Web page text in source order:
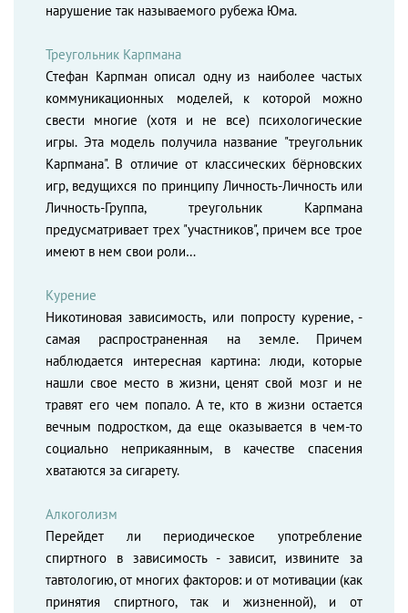
нарушение так называемого рубежа Юма.
Треугольник Карпмана
Стефан Карпман описал одну из наиболее частых
коммуникационных моделей, к которой можно
свести многие (хотя и не все) психологические
игры. Эта модель получила название "треугольник
Карпмана". В отличие от классических бёрновских
игр, ведущихся по принципу Личность-Личность или
Личность-Группа, треугольник Карпмана
предусматривает трех "участников", причем все трое
имеют в нем свои роли…
Курение
Никотиновая зависимость, или попросту курение, -
самая распространенная на земле. Причем
наблюдается интересная картина: люди, которые
нашли свое место в жизни, ценят свой мозг и не
травят его чем попало. А те, кто в жизни остается
вечным подростком, да еще оказывается в чем-то
социально неприкаянным, в качестве спасения
хватаются за сигарету.
Алкоголизм
Перейдет ли периодическое употребление
спиртного в зависимость - зависит, извините за
тавтологию, от многих факторов: и от мотивации (как
принятия спиртного, так и жизненной), и от